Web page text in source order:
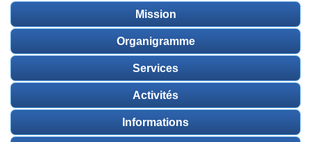
Mission
Organigramme
Services
Activités
Informations